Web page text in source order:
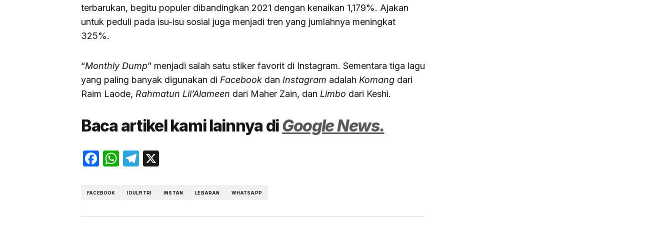
terbarukan, begitu populer dibandingkan 2021 dengan kenaikan 1,179%. Ajakan
untuk peduli pada isu-isu sosial juga menjadi tren yang jumlahnya meningkat
325%.
“Monthly Dump” menjadi salah satu stiker favorit di Instagram. Sementara tiga lagu
yang paling banyak digunakan di Facebook dan Instagram adalah Komang dari
Raim Laode, Rahmatun Lil’Alameen dari Maher Zain, dan Limbo dari Keshi.
Baca artikel kami lainnya diGoogle News.
Facebook
WhatsApp
Telegram
FACEBOOK IDULFITRI INSTAN LEBARAN WHATSAPP